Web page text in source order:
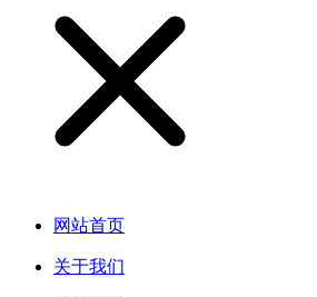
网站首页
关于我们